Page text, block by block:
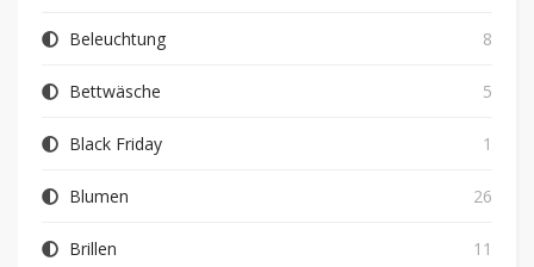
Beleuchtung 8
Bettwäsche 5
Black Friday 1
Blumen 26
Brillen 11